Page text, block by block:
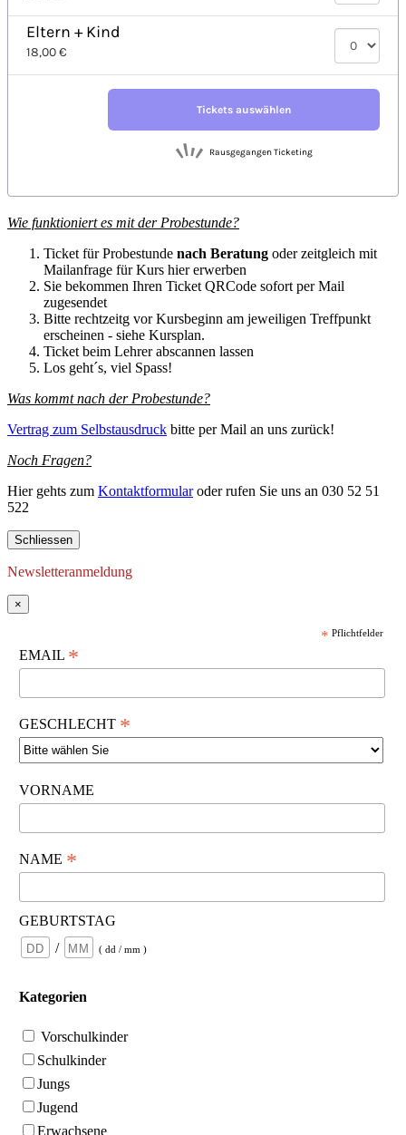
Wie funktioniert es mit der Probestunde?
Ticket für Probestunde nach Beratung oder zeitgleich mit
Mailanfrage für Kurs hier erwerben
Sie bekommen Ihren Ticket QRCode sofort per Mail
zugesendet
Bitte rechtzeitg vor Kursbeginn am jeweiligen Treffpunkt
erscheinen - siehe Kursplan.
Ticket beim Lehrer abscannen lassen
Los geht´s, viel Spass!
Was kommt nach der Probestunde?
Vertrag zum Selbstausdruck bitte per Mail an uns zurück!
Noch Fragen?
Hier gehts zum Kontaktformularoder rufen Sie uns an 030 52 51
522
Schliessen
Newsletteranmeldung
×
* Pflichtfelder
EMAIL *
GESCHLECHT *
VORNAME
NAME *
GEBURTSTAG
/
( dd / mm )
Kategorien
Vorschulkinder
Schulkinder
Jungs
Jugend
Erwachsene